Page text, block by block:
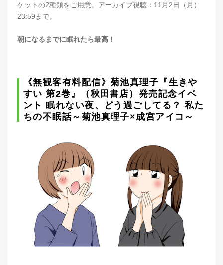
ケットの2種類をご用意。アーカイブ視聴：11月2日（月）
23:59まで。
朝になるまでに眠れたら最高！
《無観客有料配信》菊池真理子『生きや
すい 第2巻』（秋田書店）発売記念イベ
ント 眠れない夜、どう過ごしてる？ 私た
ちの不眠話～菊池真理子×成宮アイコ～